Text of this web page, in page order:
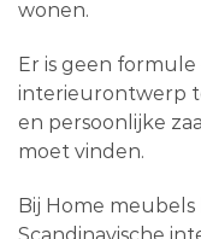
wonen.
Er is geen
interieurontwerp
en persoonlijke
moet vinden.
Bij Home
Scandinavische